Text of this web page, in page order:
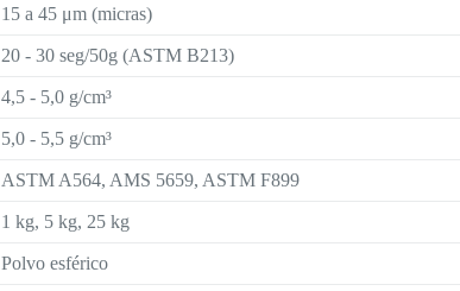
15 a 45 μm (micras)
20 - 30 seg/50g (ASTM B213)
4,5 - 5,0 g/cm³
5,0 - 5,5 g/cm³
ASTM A564, AMS 5659, ASTM F899
1 kg, 5 kg, 25 kg
Polvo esférico